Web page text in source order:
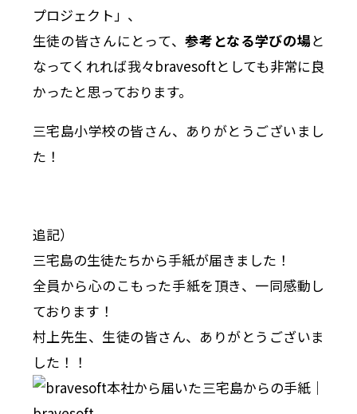
プロジェクト」、
生徒の皆さんにとって、参考となる学びの場と
なってくれれば我々bravesoftとしても非常に良
かったと思っております。
三宅島小学校の皆さん、ありがとうございまし
た！
追記）
三宅島の生徒たちから手紙が届きました！
全員から心のこもった手紙を頂き、一同感動し
ております！
村上先生、生徒の皆さん、ありがとうございま
した！！